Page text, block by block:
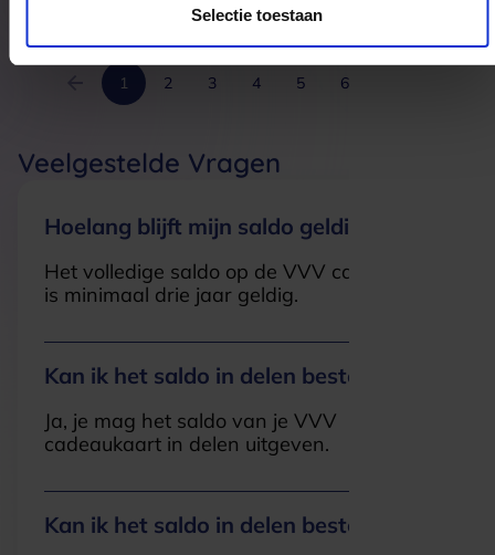
Selectie toestaan
1 2 3 4 5 6
Veelgestelde Vragen
Hoelang blijft mijn saldo geldig?
Het volledige saldo op de VVV cadeaukaart
is minimaal drie jaar geldig.
Kan ik het saldo in delen besteden?
Ja, je mag het saldo van je VVV
cadeaukaart in delen uitgeven.
Kan ik het saldo in delen besteden?